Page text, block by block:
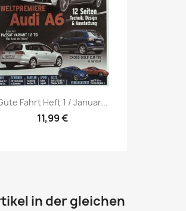
Vorschau
Fahrt Heft 1 / Januar...
11,99 €
in der gleichen